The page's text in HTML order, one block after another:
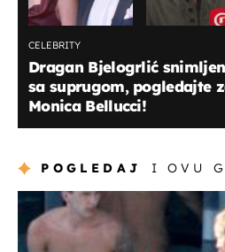
CELEBRITY
Dragan Bjelogrlić
sa suprugom, pogledajte
Monica Bellucci!
POGLEDAJ I OVU